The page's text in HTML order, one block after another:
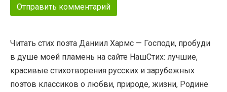
Читать стих поэта Даниил Хармс — Господи, пробуди
в душе моей пламень на сайте НашСтих: лучшие,
красивые стихотворения русских и зарубежных
поэтов классиков о любви, природе, жизни, Родине